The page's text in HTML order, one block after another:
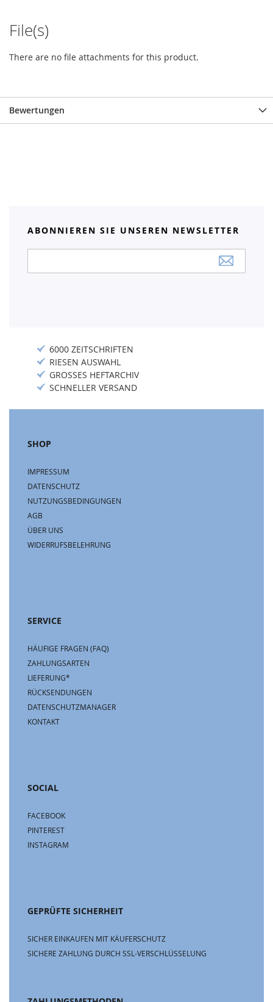
File(s)
There are no file attachments for this product.
Bewertungen
ABONNIEREN SIE UNSEREN NEWSLETTER
Newsletter:
6000 ZEITSCHRIFTEN
RIESEN AUSWAHL
GROSSES HEFTARCHIV
SCHNELLER VERSAND
SHOP
IMPRESSUM
DATENSCHUTZ
NUTZUNGSBEDINGUNGEN
AGB
ÜBER UNS
WIDERRUFSBELEHRUNG
SERVICE
HÄUFIGE FRAGEN (FAQ)
ZAHLUNGSARTEN
LIEFERUNG*
RÜCKSENDUNGEN
DATENSCHUTZMANAGER
KONTAKT
SOCIAL
FACEBOOK
PINTEREST
INSTAGRAM
GEPRÜFTE SICHERHEIT
SICHER EINKAUFEN MIT KÄUFERSCHUTZ
SICHERE ZAHLUNG DURCH SSL-VERSCHLÜSSELUNG